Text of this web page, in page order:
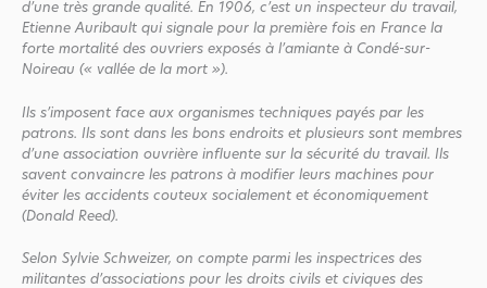
d’une très grande qualité. En 1906, c’est un inspecteur du travail,
Etienne Auribault qui signale pour la première fois en France la
forte mortalité des ouvriers exposés à l’amiante à Condé-sur-
Noireau (« vallée de la mort »).
Ils s’imposent face aux organismes techniques payés par les
patrons. Ils sont dans les bons endroits et plusieurs sont membres
d’une association ouvrière influente sur la sécurité du travail. Ils
savent convaincre les patrons à modifier leurs machines pour
éviter les accidents couteux socialement et économiquement
(Donald Reed).
Selon Sylvie Schweizer, on compte parmi les inspectrices des
militantes d’associations pour les droits civils et civiques des